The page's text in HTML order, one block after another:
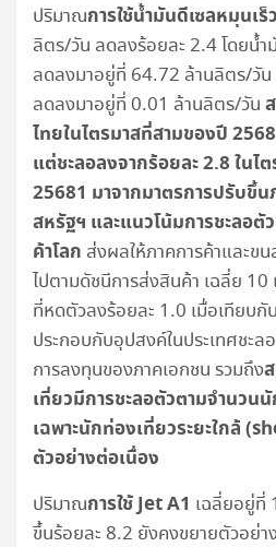
ปริมาณการใช้น้ำมันดีเซลหมุนเร็ว
ลิตร/วัน ลดลงร้อยละ 2.4 โดยน้ำ
ลดลงมาอยู่ที่ 64.72 ล้านลิตร/วัน
ลดลงมาอยู่ที่ 0.01 ล้านลิตร/วัน
ไทยในไตรมาสที่สามของปี
แต่ชะลอลงจากร้อยละ 2.8 ในไ
25681 มาจากมาตรการปรับขึ้น
สหรัฐฯ และแนวโน้มการชะลอตั
ค้าโลก ส่งผลให้ภาคการค้าและข
ไปตามดัชนีการส่งสินค้า เฉลี่ย
ที่หดตัวลงร้อยละ 1.0 เมื่อเทียบ
ประกอบกับอุปสงค์ในประเทศชะล
การลงทุนของภาคเอกชน รวมถึง
เที่ยวมีการชะลอตัวตามจำนวน
เฉพาะนักท่องเที่ยวระยะใกล้
ตัวอย่างต่อเนื่อง
ปริมาณการใช้ Jet A1 เฉลี่ยอยู่ที่
ขึ้นร้อยละ 8.2 ยังคงขยายตัวอย่